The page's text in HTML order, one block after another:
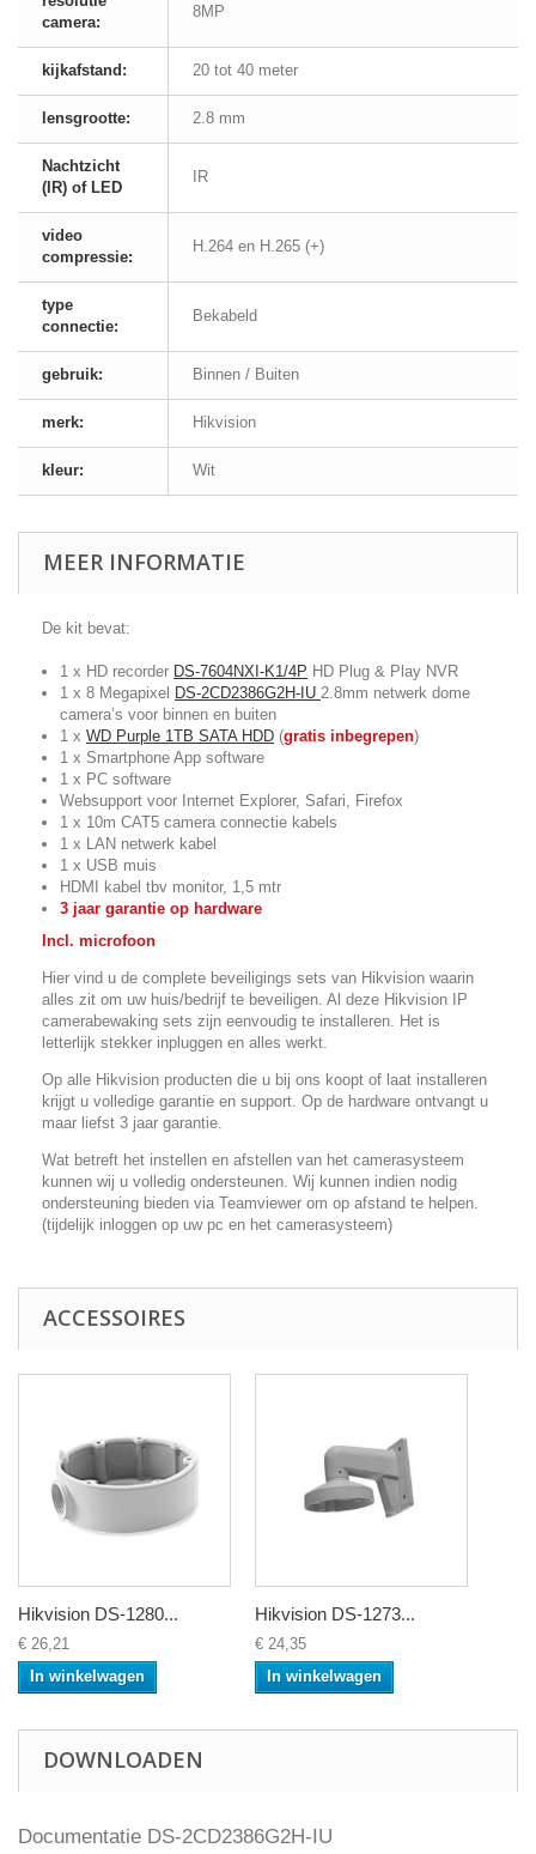
camera:
8MP
kijkafstand: 20 tot 40 meter
lensgrootte: 2.8 mm
Nachtzicht
(IR) of LED
IR
video
compressie:
H.264 en H.265 (+)
type
connectie:
Bekabeld
gebruik: Binnen / Buiten
merk: Hikvision
kleur: Wit
MEER INFORMATIE
De kit bevat:
1 x HD recorder DS-7604NXI-K1/4P HD Plug & Play NVR
1 x 8 Megapixel DS-2CD2386G2H-IU 2.8mm netwerk dome
camera’s voor binnen en buiten
1 x WD Purple 1TB SATA HDD (gratis inbegrepen)
1 x Smartphone App software
1 x PC software
Websupport voor Internet Explorer, Safari, Firefox
1 x 10m CAT5 camera connectie kabels
1 x LAN netwerk kabel
1 x USB muis
HDMI kabel tbv monitor, 1,5 mtr
3 jaar garantie op hardware
Incl. microfoon
Hier vind u de complete beveiligings sets van Hikvision waarin
alles zit om uw huis/bedrijf te beveiligen. Al deze Hikvision IP
camerabewaking sets zijn eenvoudig te installeren. Het is
letterlijk stekker inpluggen en alles werkt.
Op alle Hikvision producten die u bij ons koopt of laat installeren
krijgt u volledige garantie en support. Op de hardware ontvangt u
maar liefst 3 jaar garantie.
Wat betreft het instellen en afstellen van het camerasysteem
kunnen wij u volledig ondersteunen. Wij kunnen indien nodig
ondersteuning bieden via Teamviewer om op afstand te helpen.
(tijdelijk inloggen op uw pc en het camerasysteem)
ACCESSOIRES
Hikvision DS-1280...
€ 26,21
In winkelwagen
Hikvision DS-1273...
€ 24,35
In winkelwagen
DOWNLOADEN
Documentatie DS-2CD2386G2H-IU